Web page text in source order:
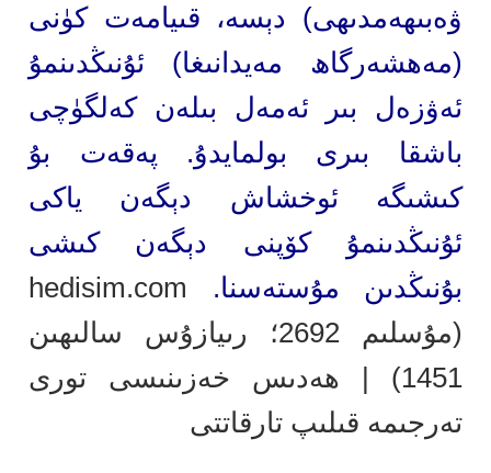
ۋەبىھەمدىھى) دېسە، قىيامەت كۈنى
(مەھشەرگاھ مەيدانىغا) ئۇنىڭدىنمۇ
ئەۋزەل بىر ئەمەل بىلەن كەلگۈچى
باشقا بىرى بولمايدۇ. پەقەت بۇ
كىشىگە ئوخشاش دېگەن ياكى
ئۇنىڭدىنمۇ كۆپنى دېگەن كىشى
بۇنىڭدىن مۇستەسنا.
(مۇسلىم 2692؛ رىيازۇس سالىھىن
1451) | ھەدىس خەزىنىسى تورى
تەرجىمە قىلىپ تارقاتتى